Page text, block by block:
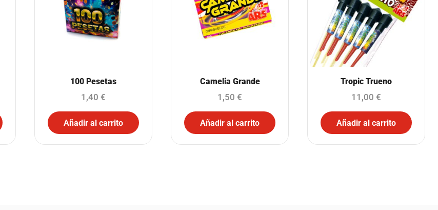
100 Pesetas
1,40 €
Añadir al carrito
Camelia Grande
1,50 €
Añadir al carrito
Tropic Trueno
11,00 €
Añadir al carrito